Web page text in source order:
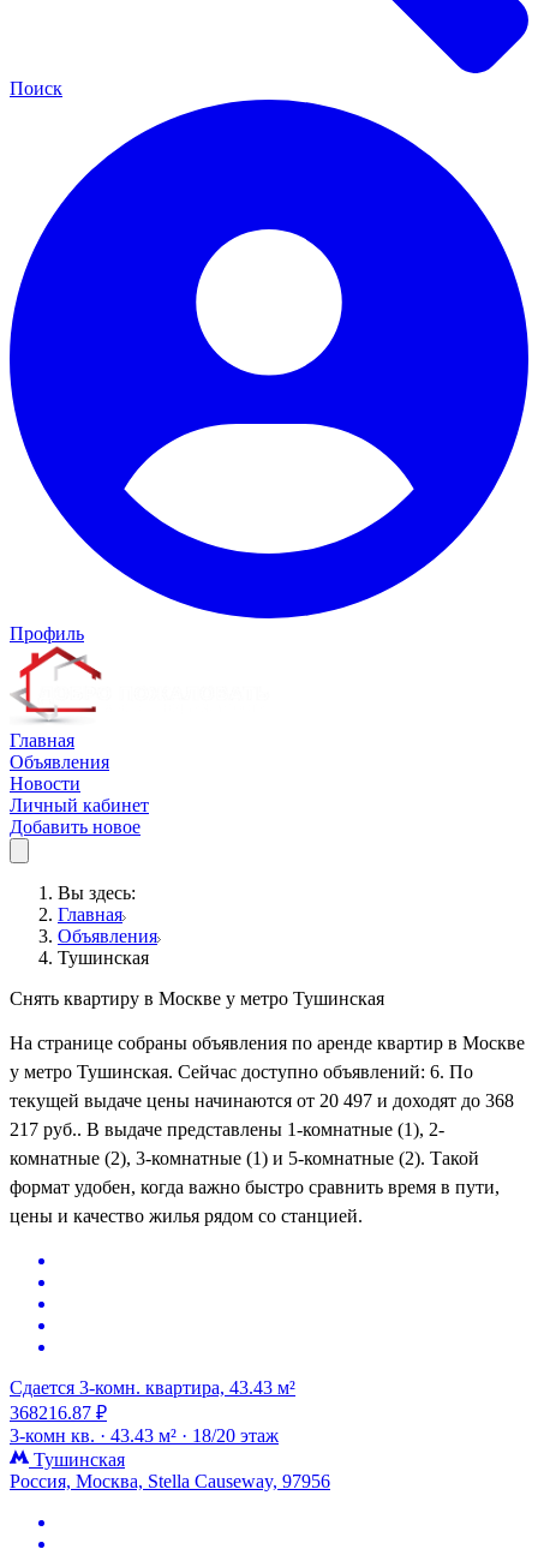
Поиск
Профиль
Главная
Объявления
Новости
Личный кабинет
Добавить новое
Вы здесь:
Главная
Объявления
Тушинская
Снять квартиру в Москве у метро Тушинская
На странице собраны объявления по аренде квартир в Москве
у метро Тушинская. Сейчас доступно объявлений: 6. По
текущей выдаче цены начинаются от 20 497 и доходят до 368
217 руб.. В выдаче представлены 1-комнатные (1), 2-
комнатные (2), 3-комнатные (1) и 5-комнатные (2). Такой
формат удобен, когда важно быстро сравнить время в пути,
цены и качество жилья рядом со станцией.
Сдается 3-комн. квартира, 43.43 м²
368216.87 ₽
3-комн кв. · 43.43 м² · 18/20 этаж
Тушинская
Россия, Москва, Stella Causeway, 97956